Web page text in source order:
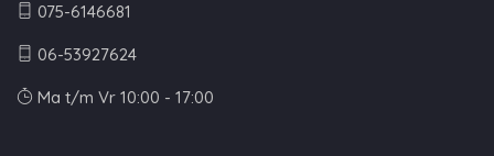
075-6146681
06-53927624
Ma t/m Vr 10:00 - 17:00